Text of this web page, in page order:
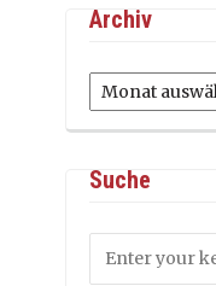
Archiv
Archiv
Suche